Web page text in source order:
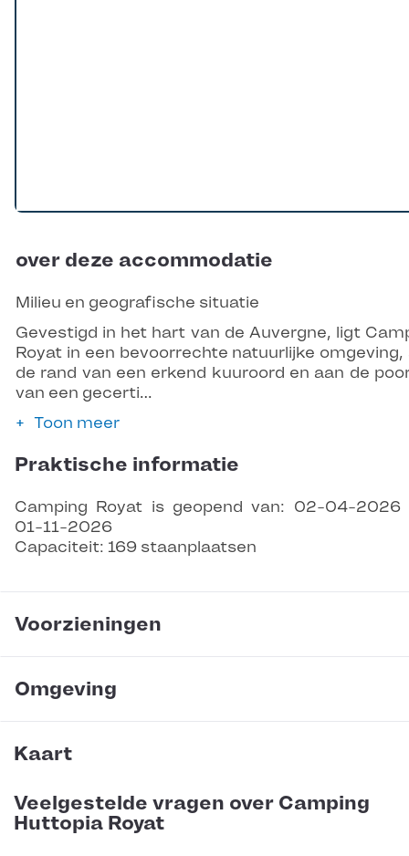
over deze accommodatie
Milieu en geografische situatie
Gevestigd in het hart van de Auvergne, ligt
Royat in een bevoorrechte natuurlijke omgeving,
de rand van een erkend kuuroord en aan de
van een gecerti…
Toon meer
Praktische informatie
Camping Royat is geopend van: 02-04-
01-11-2026
Capaciteit: 169 staanplaatsen
Voorzieningen
Omgeving
Kaart
Veelgestelde vragen over Camping
Huttopia Royat